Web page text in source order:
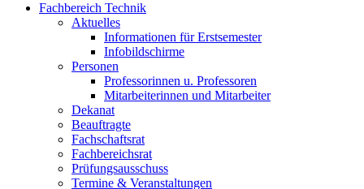
Fachbereich Technik
Aktuelles
Informationen für Erstsemester
Infobildschirme
Personen
Professorinnen u. Professoren
Mitarbeiterinnen und Mitarbeiter
Dekanat
Beauftragte
Fachschaftsrat
Fachbereichsrat
Prüfungsausschuss
Termine & Veranstaltungen